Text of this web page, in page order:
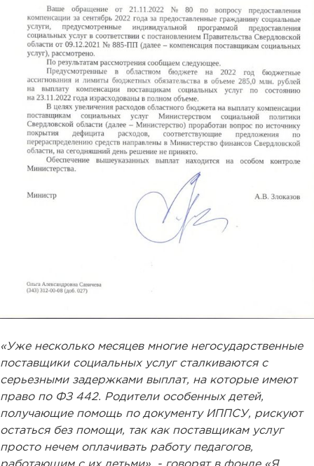
«Уже несколько месяцев многие негосударственные
поставщики социальных услуг сталкиваются с
серьезными задержками выплат, на которые имеют
право по ФЗ 442. Родители особенных детей,
получающие помощь по документу ИППСУ, рискуют
остаться без помощи, так как поставщикам услуг
просто нечем оплачивать работу педагогов,